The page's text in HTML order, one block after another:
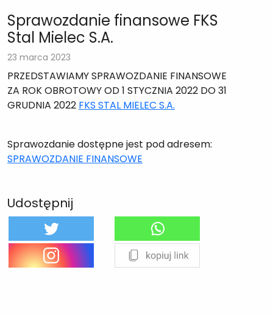
Sprawozdanie finansowe FKS
Stal Mielec S.A.
23 marca 2023
PRZEDSTAWIAMY SPRAWOZDANIE FINANSOWE
ZA ROK OBROTOWY OD 1 STYCZNIA 2022 DO 31
GRUDNIA 2022 FKS STAL MIELEC S.A.
Sprawozdanie dostępne jest pod adresem:
SPRAWOZDANIE FINANSOWE
Udostępnij